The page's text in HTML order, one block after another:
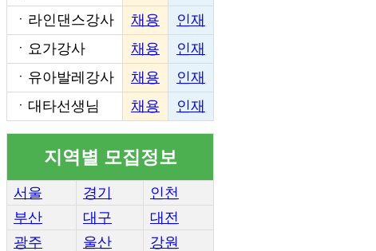
ㆍ 라인댄스강사 채용
인재
ㆍ 요가강사 채용
인재
ㆍ 유아발레강사 채용
인재
ㆍ 대타선생님 채용 인재
지역별 모집정보
서울 경기
인천
부산
대구
대전
광주
울산
강원